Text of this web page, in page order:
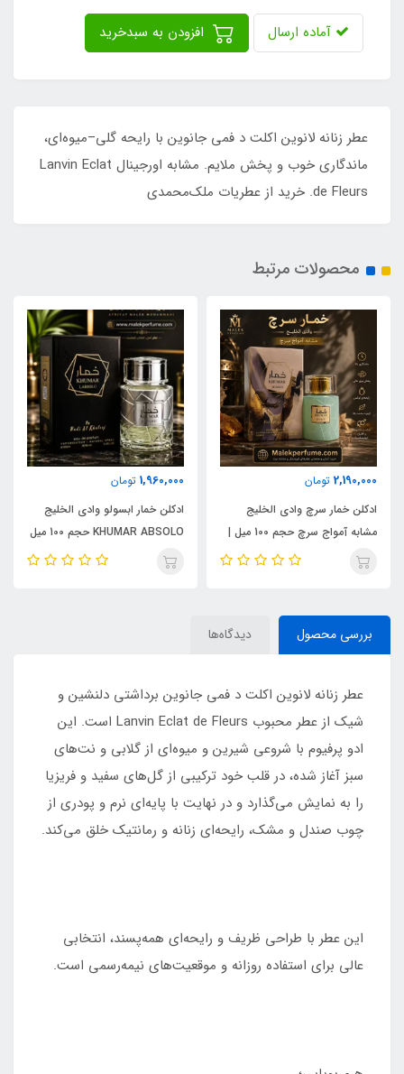
آماده ارسال
عطر زنانه لانوین اکلت د فمی جانوین با رایحه گلی–میوه‌ای،
ماندگاری خوب و پخش ملایم. مشابه اورجینال Lanvin Eclat
de Fleurs. خرید از عطریات ملک‌محمدی
محصولات مرتبط
2,190,000 تومان
ادکلن خمار سرچ وادی الخلیج
مشابه آمواج سرچ حجم 100 میل |
KHUMAR Search Eau de
1,960,000 تومان
ادکلن خمار ابسولو وادی الخلیج
KHUMAR ABSOLO حجم 100 میل
| مشابه اورجینال ایو سن لورن مای
بررسی محصول دیدگاه‌ها
عطر زنانه لانوین اکلت د فمی جانوین برداشتی دلنشین و
شیک از عطر محبوب Lanvin Eclat de Fleurs است. این
ادو پرفیوم با شروعی شیرین و میوه‌ای از گلابی و نت‌های
سبز آغاز شده، در قلب خود ترکیبی از گل‌های سفید و فریزیا
را به نمایش می‌گذارد و در نهایت با پایه‌ای نرم و پودری از
چوب صندل و مشک، رایحه‌ای زنانه و رمانتیک خلق می‌کند.
این عطر با طراحی ظریف و رایحه‌ای همه‌پسند، انتخابی
عالی برای استفاده روزانه و موقعیت‌های نیمه‌رسمی است.